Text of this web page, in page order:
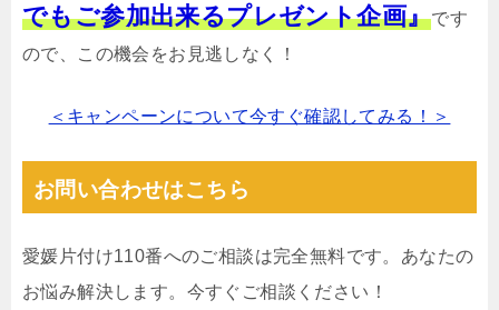
でもご参加出来るプレゼント企画』です
ので、この機会をお見逃しなく！
＜キャンペーンについて今すぐ確認してみる！＞
お問い合わせはこちら
愛媛片付け110番へのご相談は完全無料です。あなたの
お悩み解決します。今すぐご相談ください！